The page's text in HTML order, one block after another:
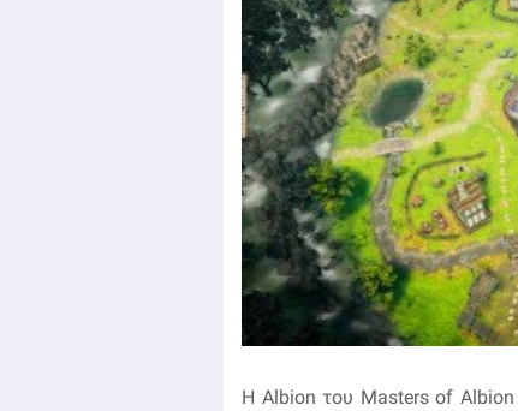
Η Albion του Masters of Albion